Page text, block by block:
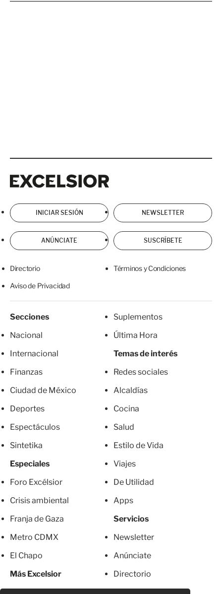
INICIAR SESIÓN NEWSLETTER
ANÚNCIATE SUSCRÍBETE
Directorio Términos y Condiciones
Aviso de Privacidad
Secciones
Nacional
Internacional
Finanzas
Ciudad de México
Deportes
Espectáculos
Sintetika
Especiales
Foro Excélsior
Crisis ambiental
Franja de Gaza
Metro CDMX
El Chapo
Más Excelsior
Suplementos
Última Hora
Temas de interés
Redes sociales
Alcaldías
Cocina
Salud
Estilo de Vida
Viajes
De Utilidad
Apps
Servicios
Newsletter
Anúnciate
Directorio